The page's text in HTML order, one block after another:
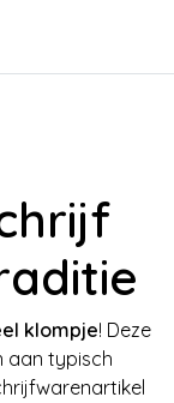
klompje! Deze
aan typisch